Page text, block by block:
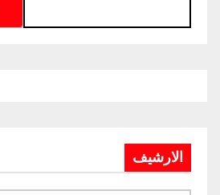
الارشيف